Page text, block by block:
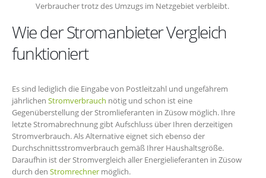
Verbraucher trotz des Umzugs im Netzgebiet verbleibt.
Wie der Stromanbieter Vergleich
funktioniert
Es sind lediglich die Eingabe von Postleitzahl und ungefährem
jährlichen Stromverbrauch nötig und schon ist eine
Gegenüberstellung der Stromlieferanten in Züsow möglich. Ihre
letzte Stromabrechnung gibt Aufschluss über Ihren derzeitigen
Stromverbrauch. Als Alternative eignet sich ebenso der
Durchschnittsstromverbrauch gemäß Ihrer Haushaltsgröße.
Daraufhin ist der Stromvergleich aller Energielieferanten in Züsow
durch den Stromrechner möglich.